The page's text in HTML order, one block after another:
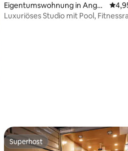
Bewertung: 4,91 von 5, 68
Eigentumswohnung in Angel
es
Luxuriöses Studio mit Pool,
Superhost
Superhost